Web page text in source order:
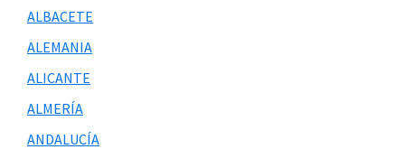
ALBACETE
ALEMANIA
ALICANTE
ALMERÍA
ANDALUCÍA